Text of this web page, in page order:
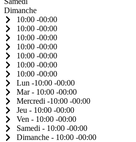
Dimanche
10:00 -00:00
10:00 -00:00
10:00 -00:00
10:00 -00:00
10:00 -00:00
10:00 -00:00
10:00 -00:00
Lun -10:00 -00:00
Mar - 10:00 -00:00
Mercredi -10:00 -00:00
Jeu - 10:00 -00:00
Ven - 10:00 -00:00
Samedi - 10:00 -00:00
Dimanche - 10:00 -00:00